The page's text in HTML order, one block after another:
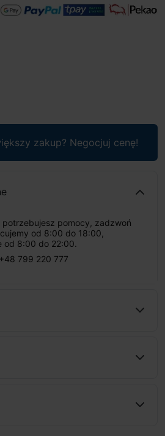
zakup? Negocjuj cenę!
pomocy, zadzwoń
od 8:00 do 18:00,
od 8:00 do 22:00.
+48 799 220 777